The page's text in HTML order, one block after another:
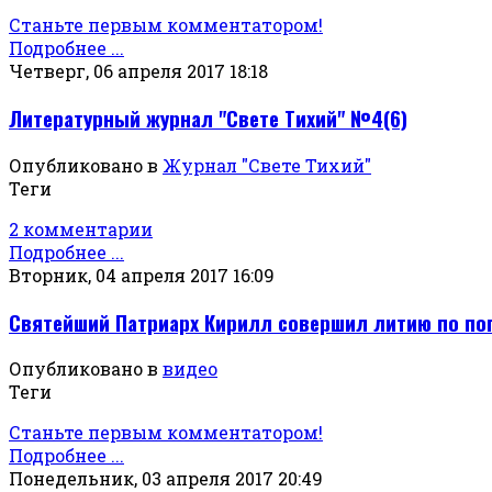
Станьте первым комментатором!
Подробнее ...
Четверг, 06 апреля 2017 18:18
Литературный журнал "Свете Тихий" №4(6)
Опубликовано в Журнал "Свете Тихий"
Теги
2 комментарии
Подробнее ...
Вторник, 04 апреля 2017 16:09
Святейший Патриарх Кирилл совершил литию по
Опубликовано в видео
Теги
Станьте первым комментатором!
Подробнее ...
Понедельник, 03 апреля 2017 20:49